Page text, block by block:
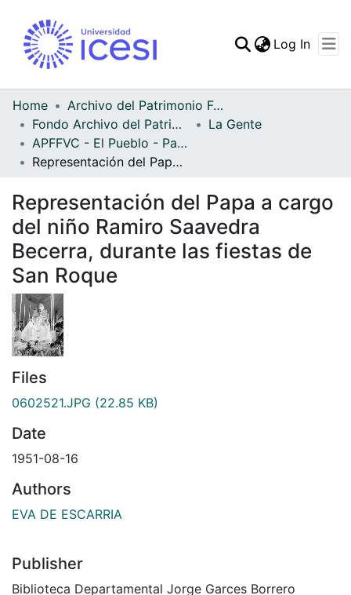
Statistics
Log In
Home
Archivo del Patrimonio Fotográfico y Fílmico del Valle del Cauca
Fondo Archivo del Patrimonio Fotográfico y Fílmico del Valle del Cauca
La Gente
APFFVC - El Pueblo - Patrimonial
Representación del Papa a cargo del niño Ramiro Saavedra Becerra, durante las fiestas de San Roque
Representación del Papa a cargo
del niño Ramiro Saavedra
Becerra, durante las fiestas de
San Roque
Files
0602521.JPG (22.85 KB)
Date
1951-08-16
Authors
EVA DE ESCARRIA
Publisher
Biblioteca Departamental Jorge Garces Borrero